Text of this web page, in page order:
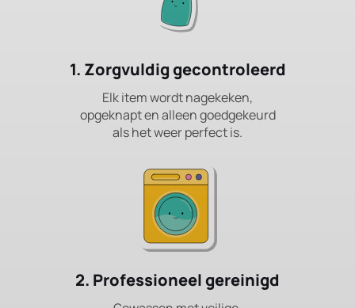
1. Zorgvuldig gecontroleerd
Elk item wordt nagekeken,
opgeknapt en alleen goedgekeurd
als het weer perfect is.
2. Professioneel gereinigd